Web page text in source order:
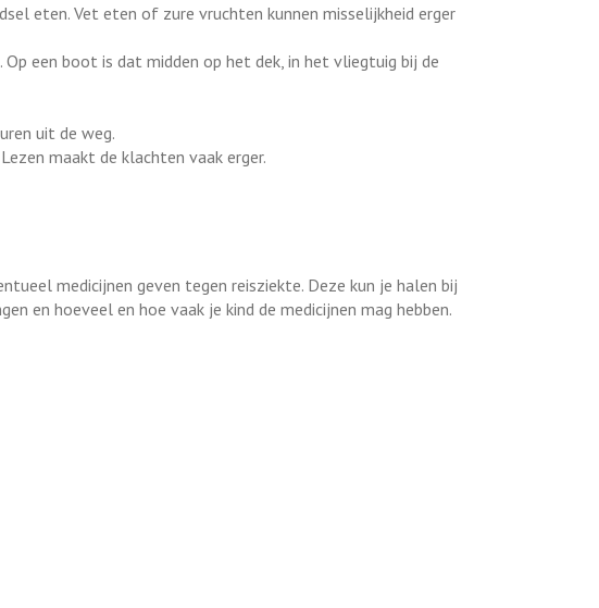
eten. Vet eten of zure vruchten kunnen misselijkheid erger
een boot is dat midden op het dek, in het vliegtuig bij de
uit de weg.
maakt de klachten vaak erger.
medicijnen geven tegen reisziekte. Deze kun je halen bij
en hoeveel en hoe vaak je kind de medicijnen mag hebben.